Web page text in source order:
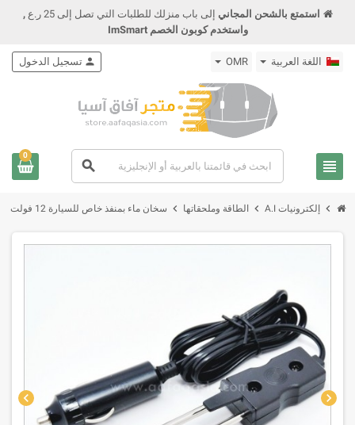
استمتع بالشحن المجاني إلى باب منزلك للطلبات التي تصل إلى 25 ر.ع
,
واستخدم كوبون الخصم ImSmart
اللغة العربية OMR
view_headline
search
person تسجيل الدخول
0
chevron_right إلكترونيات A.I chevron_right الطاقة وملحقاتها chevron_right سخان ماء بمنفذ خاص للسيارة 12 فولت Car Water Heater
chevron_left chevron_right